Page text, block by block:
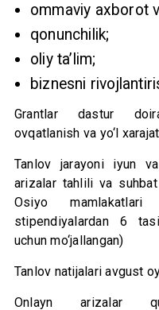
ommaviy axborot
qonunchilik;
oliy ta’lim;
biznesni
Grantlar dastur
ovqatlanish va yo‘l
Tanlov jarayoni iyun
arizalar tahlili va
Osiyo
stipendiyalardan 6
uchun mo‘jallangan)
Tanlov natijalari avgust
Onlayn arizalar